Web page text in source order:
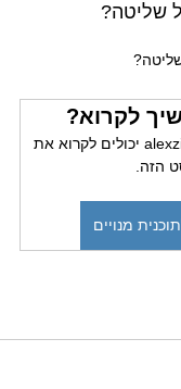
שליטה?
לקרוא?
רק המנויים של alexziv.co.il יכולים לקרוא את
הזה.
מנויים